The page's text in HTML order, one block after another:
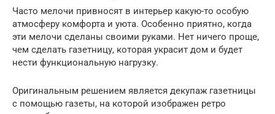
Часто мелочи привносят в интерьер какую-то особую
атмосферу комфорта и уюта. Особенно приятно, когда
эти мелочи сделаны своими руками. Нет ничего проще,
чем сделать газетницу, которая украсит дом и будет
нести функциональную нагрузку.
Оригинальным решением является декупаж газетницы
с помощью газеты, на которой изображен ретро